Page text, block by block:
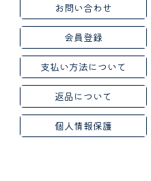
お問い合わせ
会員登録
支払い方法について
返品について
個人情報保護